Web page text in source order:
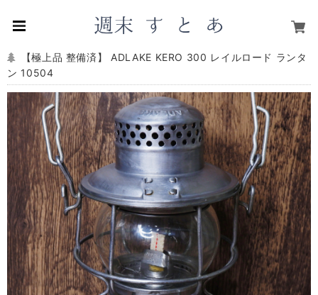
【極上品 整備済】 ADLAKE KERO 300 レイルロード ランタ
ン 10504